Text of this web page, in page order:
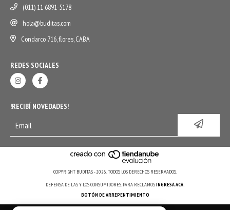
(011) 11 6891-5178
hola@buditas.com
Condarco 716, flores, CABA
REDES SOCIALES
!RECIBÍ NOVEDADES!
COPYRIGHT BUDITAS - 2026. TODOS LOS DERECHOS RESERVADOS.
DEFENSA DE LAS Y LOS CONSUMIDORES. PARA RECLAMOSINGRESÁ ACÁ.
BOTÓN DE ARREPENTIMIENTO